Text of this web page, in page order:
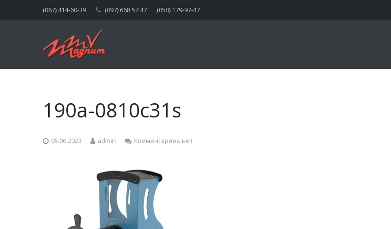
(067) 414-60-39 (097) 668 57 47 (050) 179-97-47
190a-0810c31s
05.06.2023 admin Комментариев нет